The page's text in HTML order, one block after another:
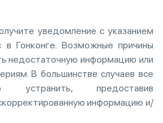
уведомление с указанием
Гонконге. Возможные причины
недостаточную информацию или
В большинстве случаев все
предоставив
информацию и/